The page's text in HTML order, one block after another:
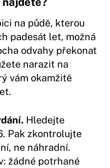
na půdě, kterou
padesát let, možná
odvahy překonat
narazit na
vám okamžitě
Hledejte
Pak zkontrolujte
ne náhradní.
žádné potrhané